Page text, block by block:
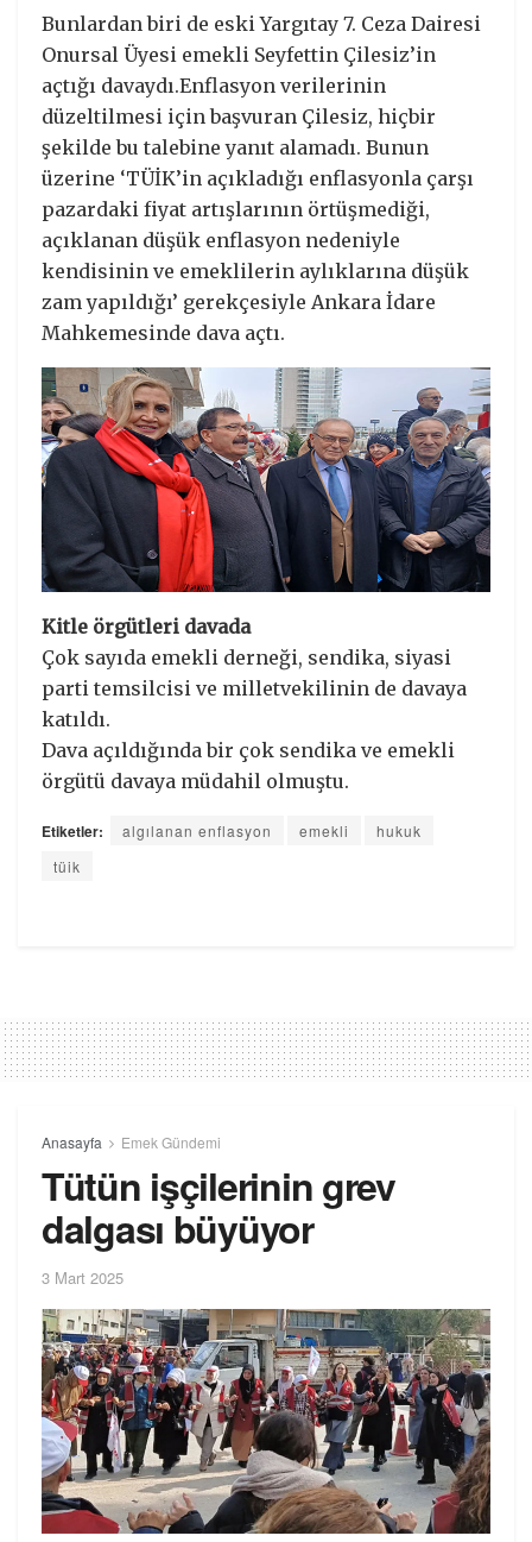
Bunlardan biri de eski Yargıtay 7. Ceza Dairesi
Onursal Üyesi emekli Seyfettin Çilesiz’in
açtığı davaydı.Enflasyon verilerinin
düzeltilmesi için başvuran Çilesiz, hiçbir
şekilde bu talebine yanıt alamadı. Bunun
üzerine ‘TÜİK’in açıkladığı enflasyonla çarşı
pazardaki fiyat artışlarının örtüşmediği,
açıklanan düşük enflasyon nedeniyle
kendisinin ve emeklilerin aylıklarına düşük
zam yapıldığı’ gerekçesiyle Ankara İdare
Mahkemesinde dava açtı.
Kitle örgütleri davada
Çok sayıda emekli derneği, sendika, siyasi
parti temsilcisi ve milletvekilinin de davaya
katıldı.
Dava açıldığında bir çok sendika ve emekli
örgütü davaya müdahil olmuştu.
Etiketler: algılanan enflasyon emekli
hukuk
tüik
Anasayfa Emek Gündemi
Tütün işçilerinin grev
dalgası büyüyor
3 Mart 2025